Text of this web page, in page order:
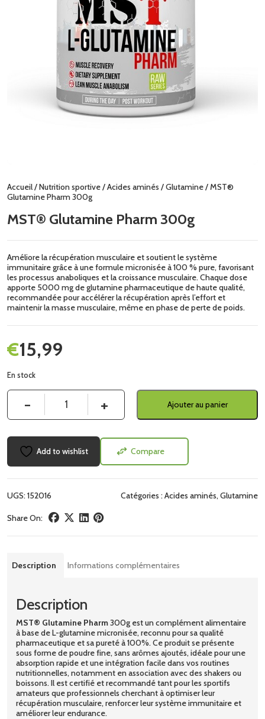
Accueil/Nutrition sportive/Acides aminés /Glutamine/ MST®
Glutamine Pharm 300g
MST® Glutamine Pharm 300g
Améliore la récupération musculaire et soutient le système
immunitaire grâce à une formule micronisée à 100 % pure, favorisant
les processus anaboliques et la croissance musculaire. Chaque dose
apporte 5000 mg de glutamine pharmaceutique de haute qualité,
recommandée pour accélérer la récupération après l’effort et
maintenir la masse musculaire, même en phase de perte de poids.
15,99
€
En stock
Ajouter au panier
Add to wishlist Compare
UGS:152016 Catégories :Acides aminés, Glutamine
Share On:
Description Informations complémentaires
Description
MST® Glutamine Pharm300g est un complément alimentaire
à base de L-glutamine micronisée, reconnu pour sa qualité
pharmaceutique et sa pureté à 100%. Ce produit se présente
sous forme de poudre fine, sans arômes ajoutés, idéale pour une
absorption rapide et une intégration facile dans vos routines
nutritionnelles, notamment en association avec des shakers ou
boissons. Il est certifié et recommandé tant pour les sportifs
amateurs que professionnels cherchant à optimiser leur
récupération musculaire, renforcer leur système immunitaire et
améliorer leur endurance.